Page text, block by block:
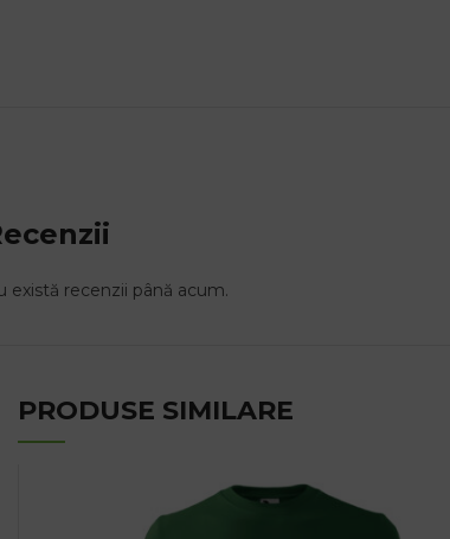
există recenzii până acum.
PRODUSE SIMILARE